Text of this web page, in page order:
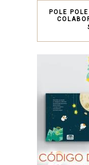
POLE